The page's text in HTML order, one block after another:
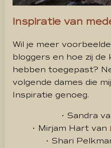
Inspiratie van
Wil je meer
bloggers en hoe zij
hebben toegepast?
volgende dames die
Inspiratie genoeg.
• Sandra
• Mirjam Hart van
• Shari